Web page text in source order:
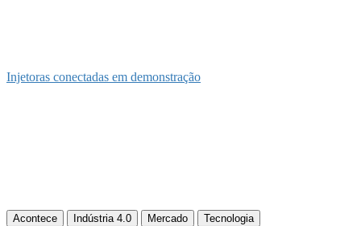
Injetoras conectadas em demonstração
Acontece Indústria 4.0 Mercado Tecnologia